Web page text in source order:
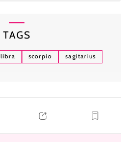
TAGS
libra scorpio sagitarius